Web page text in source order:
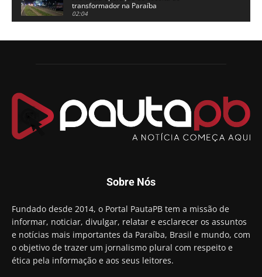
transformador na Paraíba
02:04
candidatura a governador da Paraíba
Chapa dos sonhos: Cícero agradece a Galdino,
Arthur Lira parabeniza Karla Pimentel por sua
reeleição em Conde
00:23
Aguinaldo Ribeiro destaca apoio do PP a Hugo
preso e faz vídeo na cadeia
Hugo Motta retira projeto que permitia bancos
"confiscar" dinheiro de clientes
01:49
Descaso da gestão Panta deixa crianças e
professoras 'ilhadas' em creche
00:16
Sobre Nós
Fundado desde 2014, o Portal PautaPB tem a missão de
informar, noticiar, divulgar, relatar e esclarecer os assuntos
e notícias mais importantes da Paraíba, Brasil e mundo, com
o objetivo de trazer um jornalismo plural com respeito e
ética pela informação e aos seus leitores.